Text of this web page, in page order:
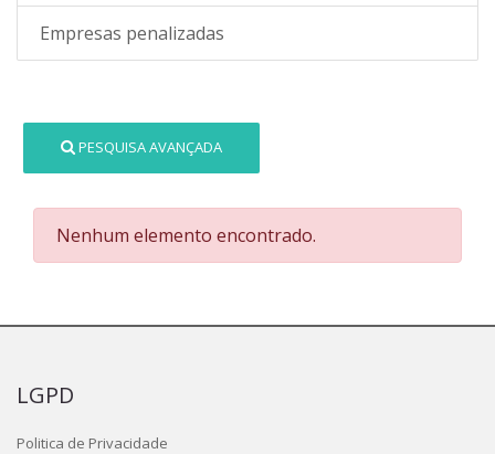
Empresas penalizadas
PESQUISA AVANÇADA
Nenhum elemento encontrado.
LGPD
Politica de Privacidade